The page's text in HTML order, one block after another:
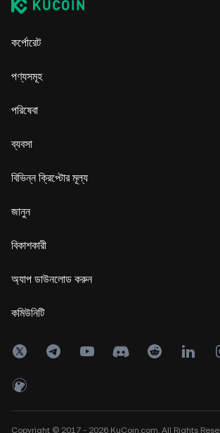
কর্পোরেট
পণ্যসমূহ
পরিষেবা
ব্যবসা
বিভিন্ন ক্রিপ্টোর মূল্য
জানুন
বিকাশকারী
অ্যাপ ডাউনলোড করুন
কমিউনিটি
Copyright © 2017 - 2026 KuCoin.com. All Rights